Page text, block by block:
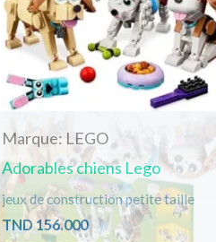
Marque: LEGO
Adorables chiens Lego
jeux de construction petite taille
TND156.000